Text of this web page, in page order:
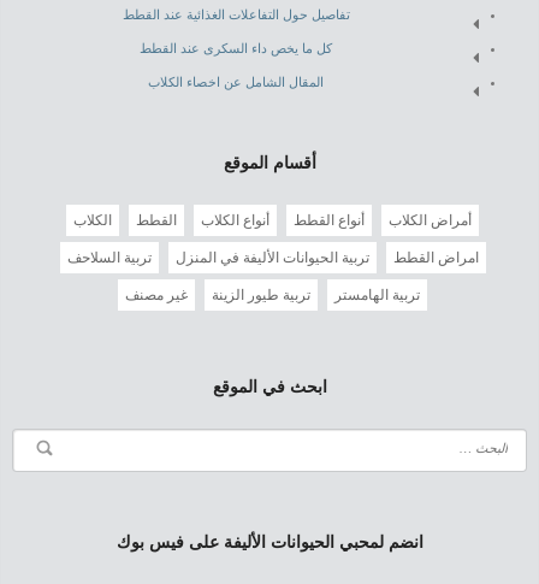
تفاصيل حول التفاعلات الغذائية عند القطط
كل ما يخص داء السكرى عند القطط
المقال الشامل عن اخصاء الكلاب
أقسام الموقع
أمراض الكلاب أنواع القطط أنواع الكلاب القطط الكلاب
امراض القطط تربية الحيوانات الأليفة في المنزل تربية السلاحف
تربية الهامستر تربية طيور الزينة غير مصنف
ابحث في الموقع
انضم لمحبي الحيوانات الأليفة على فيس بوك